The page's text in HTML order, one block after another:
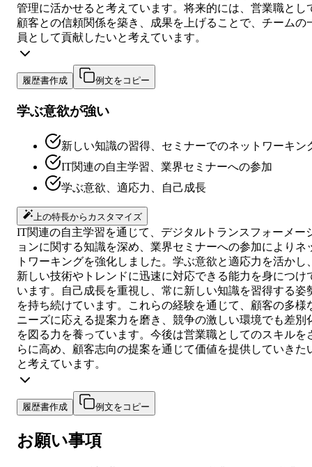
管理に活かせると考えています。将来的には、営業職とし
顧客との信頼関係を築き、成果を上げることで、チームの
員として貢献したいと考えています。
履歴書作成 例文をコピー
学ぶ意欲が強い
新しい知識の習得、セミナーでのネットワーキン
IT関連の自主学習、業界セミナーへの参加
学ぶ意欲、適応力、自己成長
上の特長からカスタマイズ
IT関連の自主学習を通じて、デジタルトランスフォーメー
ョンに関する知識を深め、業界セミナーへの参加によりネ
トワーキングを強化しました。学ぶ意欲と適応力を活かし
新しい技術やトレンドに迅速に対応できる能力を身につけ
います。自己成長を重視し、常に新しい知識を習得する姿
を持ち続けています。これらの経験を通じて、顧客の多様
ニーズに応える提案力を磨き、競争の激しい環境でも差別
を図る力を養っています。今後は営業職としてのスキルを
らに高め、顧客志向の提案を通じて価値を提供していきた
と考えています。
履歴書作成 例文をコピー
お願い事項